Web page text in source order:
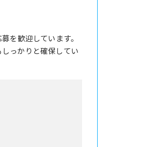
を歓迎しています。
っかりと確保してい